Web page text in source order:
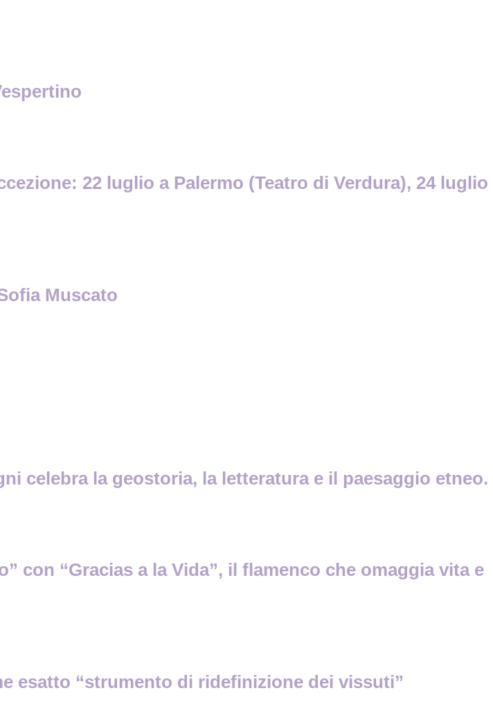
22 luglio a Palermo (Teatro di Verdura), 24 luglio
Muscato
celebra la geostoria, la letteratura e il paesaggio etneo.
con “Gracias a la Vida”, il flamenco che omaggia vita e
esatto “strumento di ridefinizione dei vissuti”